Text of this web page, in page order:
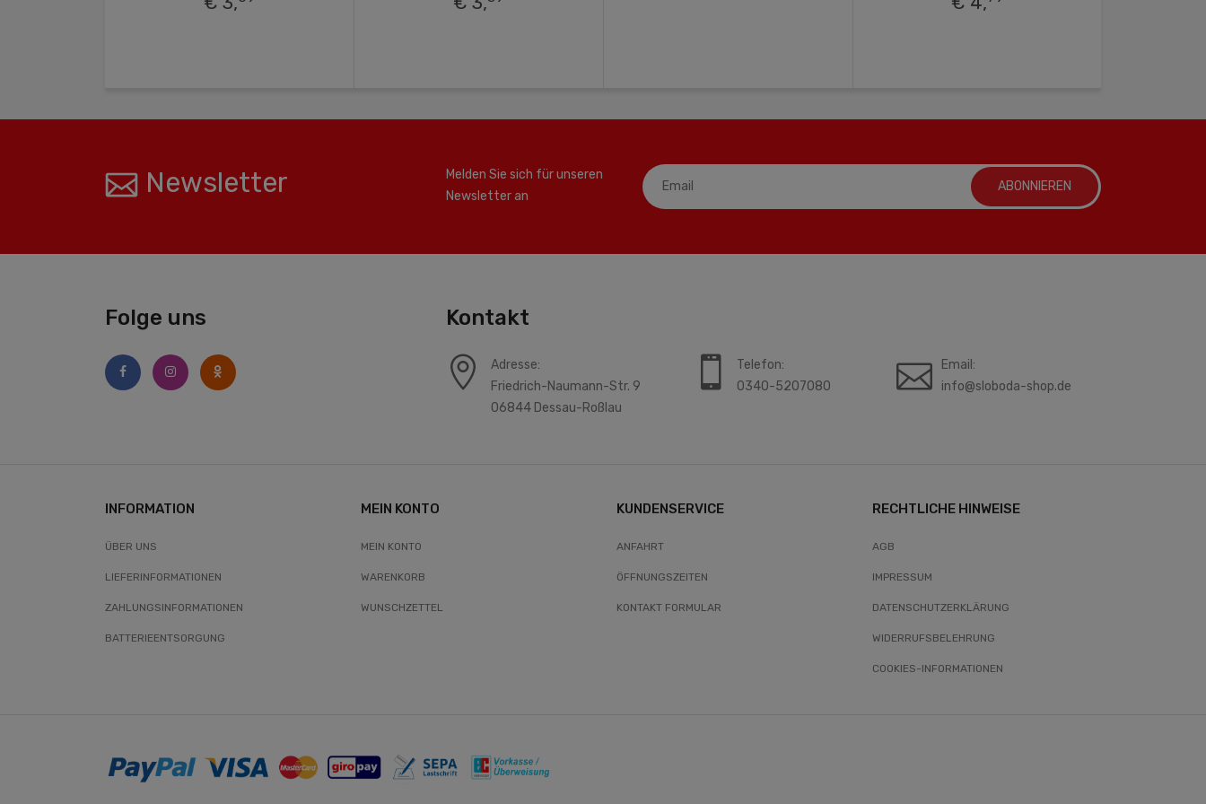
Newsletter
Melden Sie sich für unseren
Newsletter an
ABONNIEREN
Folge uns Kontakt
Adresse:
Friedrich-Naumann-Str. 9
06844 Dessau-Roßlau
Telefon:
0340-5207080
Email:
info@sloboda-shop.de
INFORMATION
ÜBER UNS
LIEFERINFORMATIONEN
ZAHLUNGSINFORMATIONEN
BATTERIEENTSORGUNG
MEIN KONTO
MEIN KONTO
WARENKORB
WUNSCHZETTEL
KUNDENSERVICE
ANFAHRT
ÖFFNUNGSZEITEN
KONTAKT FORMULAR
RECHTLICHE HINWEISE
AGB
IMPRESSUM
DATENSCHUTZERKLÄRUNG
WIDERRUFSBELEHRUNG
COOKIES-INFORMATIONEN